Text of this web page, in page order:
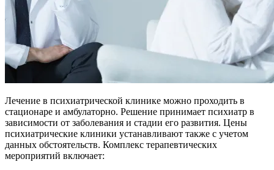
Лечение в психиатрической клинике можно проходить в
стационаре и амбулаторно. Решение принимает психиатр в
зависимости от заболевания и стадии его развития. Цены
психиатрические клиники устанавливают также с учетом
данных обстоятельств. Комплекс терапевтических
мероприятий включает: